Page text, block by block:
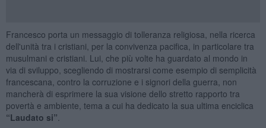
Francesco porta un messaggio di tolleranza religiosa, nella ricerca
dell'unità tra i cristiani, per la convivenza pacifica, in particolare tra
musulmani e cristiani. Lui, che più volte ha guardato al mondo in
via di sviluppo, scegliendo di mostrarsi come esempio di semplicità
francescana, contro la corruzione e i signori della guerra, non
mancherà di esprimere la sua visione dello stretto rapporto tra
povertà e ambiente, tema a cui ha dedicato la sua ultima enciclica
“Laudato si”